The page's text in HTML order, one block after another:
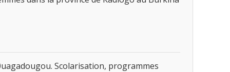
Scolarisation, programmes